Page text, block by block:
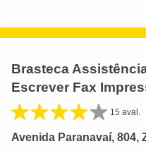
Brasteca
Escrever Fax
15 aval.
Avenida Paranavaí, 804,